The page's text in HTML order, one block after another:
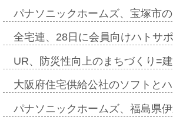
パナソニックホームズ、宝塚市
全宅連、28日に会員向けハトサ
UR、防災性向上のまちづくり=
大阪府住宅供給公社のソフトと
パナソニックホームズ、福島県